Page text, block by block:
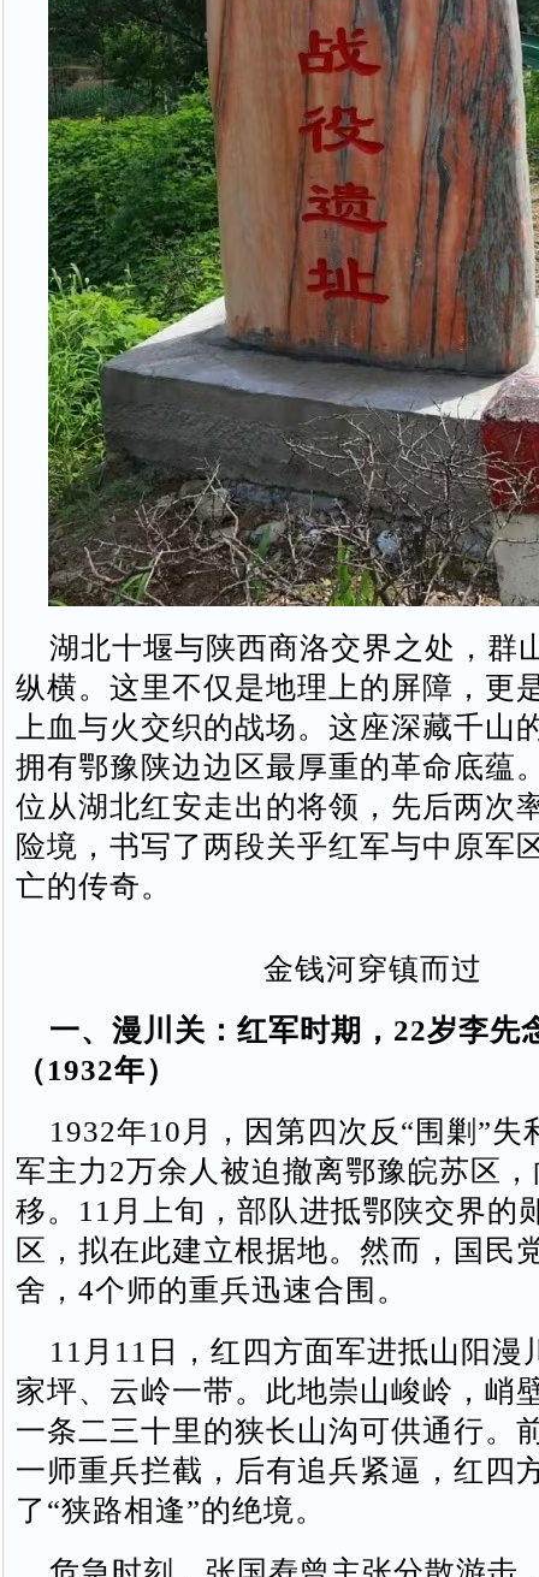
湖北十堰与陕西商洛交界之处，群
纵横。这里不仅是地理上的屏障，更
上血与火交织的战场。这座深藏千山
拥有鄂豫陕边边区最厚重的革命底蕴
位从湖北红安走出的将领，先后两次
险境，书写了两段关乎红军与中原军
亡的传奇。
金钱河穿镇而过
一、漫川关：红军时期，22岁李先
（1932年）
1932年10月，因第四次反“围剿”失
军主力2万余人被迫撤离鄂豫皖苏区
移。11月上旬，部队进抵鄂陕交界的
区，拟在此建立根据地。然而，国民
舍，4个师的重兵迅速合围。
11月11日，红四方面军进抵山阳漫
家坪、云岭一带。此地崇山峻岭，峭
一条二三十里的狭长山沟可供通行。
一师重兵拦截，后有追兵紧逼，红四
了“狭路相逢”的绝境。